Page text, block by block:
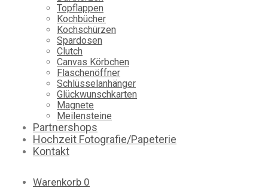
Topflappen
Kochbücher
Kochschürzen
Spardosen
Clutch
Canvas Körbchen
Flaschenöffner
Schlüsselanhänger
Glückwunschkarten
Magnete
Meilensteine
Partnershops
Hochzeit Fotografie/Papeterie
Kontakt
Warenkorb 0